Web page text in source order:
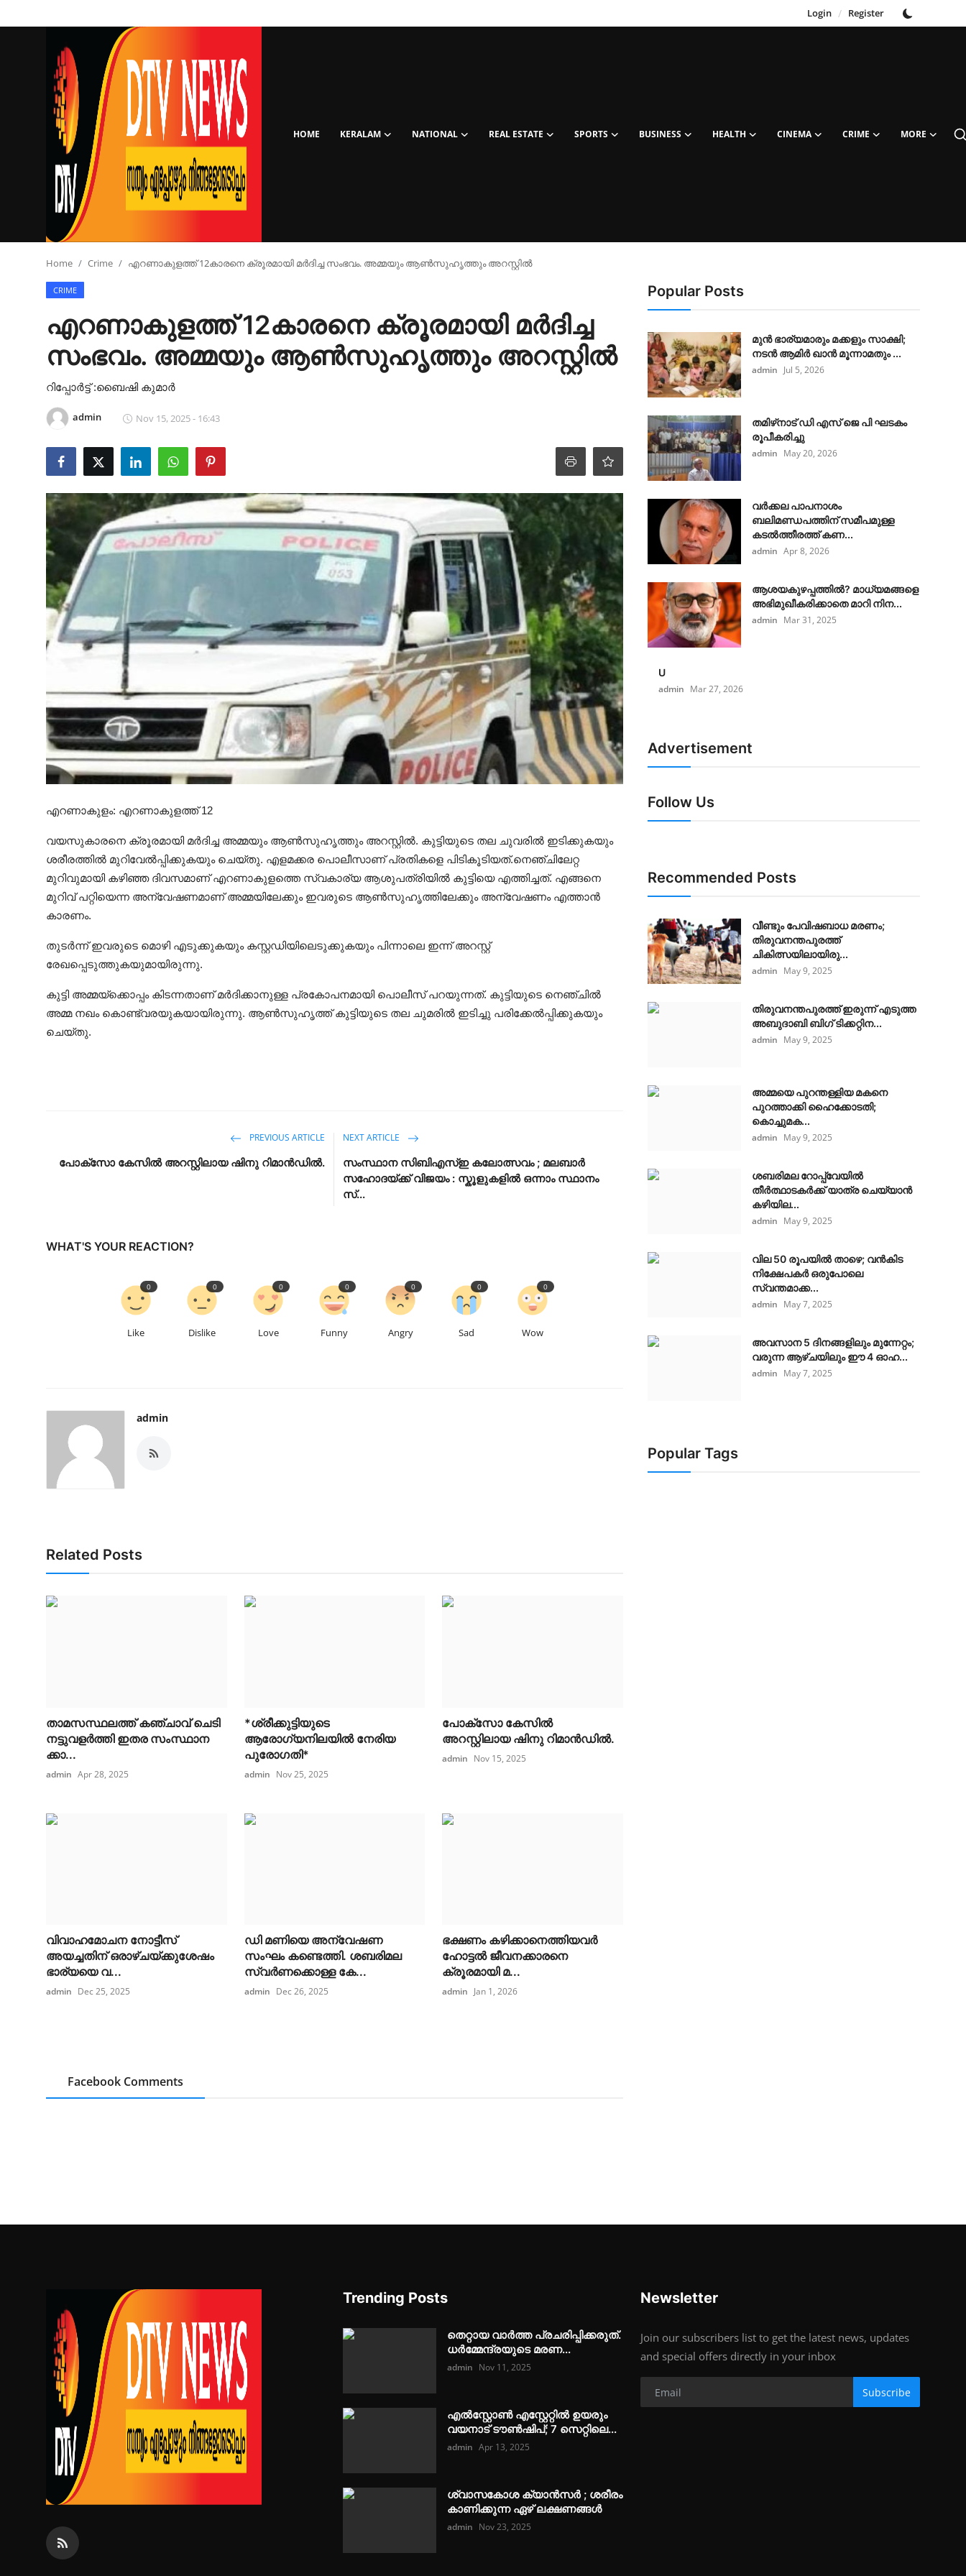
Login / Register
HOME KERALAM NATIONAL REAL ESTATE SPORTS BUSINESS HEALTH CINEMA CRIME MORE
Login Register
Real Estate
Sports
Business
Cinema
Home Crime എറണാകുളത്ത് 12കാരനെ ക്രൂരമായി മർദിച്ച സംഭവം. അമ്മയും ആൺസുഹൃത്തും അറസ്റ്റിൽ
CRIME
എറണാകുളത്ത് 12കാരനെ ക്രൂരമായി മർദിച്ച
സംഭവം. അമ്മയും ആൺസുഹൃത്തും അറസ്റ്റിൽ
റിപ്പോർട്ട് :ബൈഷി കുമാർ
admin Nov 15, 2025 - 16:43
എറണാകുളം: എറണാകുളത്ത് 12
വയസുകാരനെ ക്രൂരമായി മർദിച്ച അമ്മയും ആൺസുഹൃത്തും അറസ്റ്റിൽ. കുട്ടിയുടെ തല ചുവരിൽ ഇടിക്കുകയും
ശരീരത്തിൽ മുറിവേൽപ്പിക്കുകയും ചെയ്തു. എളമക്കര പൊലീസാണ് പ്രതികളെ പിടികൂടിയത്.നെഞ്ചിലേറ്റ
മുറിവുമായി കഴിഞ്ഞ ദിവസമാണ് എറണാകുളത്തെ സ്വകാര്യ ആശുപത്രിയിൽ കുട്ടിയെ എത്തിച്ചത്. എങ്ങനെ
മുറിവ് പറ്റിയെന്ന അന്വേഷണമാണ് അമ്മയിലേക്കും ഇവരുടെ ആൺസുഹൃത്തിലേക്കും അന്വേഷണം എത്താൻ
കാരണം.
തുടർന്ന് ഇവരുടെ മൊഴി എടുക്കുകയും കസ്റ്റഡിയിലെടുക്കുകയും പിന്നാലെ ഇന്ന് അറസ്റ്റ്
രേഖപ്പെടുത്തുകയുമായിരുന്നു.
കുട്ടി അമ്മയ്ക്കൊപ്പം കിടന്നതാണ് മർദിക്കാനുള്ള പ്രകോപനമായി പൊലീസ് പറയുന്നത്. കുട്ടിയുടെ നെഞ്ചിൽ
അമ്മ നഖം കൊണ്ട്വരയുകയായിരുന്നു. ആൺസുഹൃത്ത് കുട്ടിയുടെ തല ചുമരിൽ ഇടിച്ചു പരിക്കേൽപ്പിക്കുകയും
ചെയ്തു.
PREVIOUS ARTICLE
പോക്സോ കേസിൽ അറസ്റ്റിലായ ഷിനു റിമാൻഡിൽ.
NEXT ARTICLE
സംസ്ഥാന സിബിഎസ്ഇ കലോത്സവം ; മലബാർ
സഹോദയ്ക്ക് വിജയം : സ്കൂളുകളിൽ ഒന്നാം സ്ഥാനം
സ്...
WHAT'S YOUR REACTION?
Like
0
Dislike
0
Love
0
Funny
0
Angry
0
Sad
0
Wow
0
admin
Related Posts
താമസസ്ഥലത്ത് കഞ്ചാവ് ചെടി
നട്ടുവളർത്തി ഇതര സംസ്ഥാന
ക്കാ...
admin Apr 28, 2025
*ശ്രീക്കുട്ടിയുടെ
ആരോഗ്യനിലയിൽ നേരിയ
പുരോഗതി*
admin Nov 25, 2025
പോക്സോ കേസിൽ
അറസ്റ്റിലായ ഷിനു റിമാൻഡിൽ.
admin Nov 15, 2025
വിവാഹമോചന നോട്ടീസ്
അയച്ചതിന് ഒരാഴ്ചയ്ക്കുശേഷം
ഭാര്യയെ വ...
admin Dec 25, 2025
ഡി മണിയെ അന്വേഷണ
സംഘം കണ്ടെത്തി. ശബരിമല
സ്വർണക്കൊള്ള കേ...
admin Dec 26, 2025
ഭക്ഷണം ക‍ഴിക്കാനെത്തിയവർ
ഹോട്ടൽ ജീവനക്കാരനെ
ക്രൂരമായി മ...
admin Jan 1, 2026
Facebook Comments
Popular Posts
മുൻ ഭാര്യമാരും മക്കളും സാക്ഷി;
നടൻ ആമിർ ഖാൻ മൂന്നാമതും ...
admin Jul 5, 2026
തമിഴ്‌നാട് ഡി എസ് ജെ പി ഘടകം
രൂപീകരിച്ചു
admin May 20, 2026
വർക്കല പാപനാശം
ബലിമണ്ഡപത്തിന് സമീപമുള്ള
കടൽത്തീരത്ത് കണ...
admin Apr 8, 2026
ആശയകുഴപ്പത്തില്‍? മാധ്യമങ്ങളെ
അഭിമുഖീകരിക്കാതെ മാറി നിന...
admin Mar 31, 2025
U
admin Mar 27, 2026
Advertisement
Follow Us
Recommended Posts
വീണ്ടും പേവിഷബാധ മരണം;
തിരുവനന്തപുരത്ത്
ചികിത്സയിലായിരു...
admin May 9, 2025
തിരുവനന്തപുരത്ത് ഇരുന്ന് എടുത്ത
അബുദാബി ബിഗ് ടിക്കറ്റിന...
admin May 9, 2025
അമ്മയെ പുറന്തള്ളിയ മകനെ
പുറത്താക്കി ഹൈക്കോടതി;
കൊച്ചുമക...
admin May 9, 2025
ശബരിമല റോപ്പ്‌വേയിൽ
തീർത്ഥാടകർക്ക് യാത്ര ചെയ്യാൻ
കഴിയില...
admin May 9, 2025
വില 50 രൂപയിൽ താഴെ; വൻകിട
നിക്ഷേപകർ ഒരുപോലെ
സ്വന്തമാക്ക...
admin May 7, 2025
അവസാന 5 ദിനങ്ങളിലും മുന്നേറ്റം;
വരുന്ന ആഴ്ചയിലും ഈ 4 ഓഹ...
admin May 7, 2025
Popular Tags
Trending Posts
തെറ്റായ വാർത്ത പ്രചരിപ്പിക്കരുത്.
ധര്‍മ്മേന്ദ്രയുടെ മരണ...
admin Nov 11, 2025
എൽസ്റ്റോൺ എസ്റ്റേറ്റിൽ ഉയരും
വയനാട് ടൗൺഷിപ്; 7 സെറ്റിലെ...
admin Apr 13, 2025
ശ്വാസകോശ ക്യാൻസർ ; ശരീരം
കാണിക്കുന്ന ഏഴ് ലക്ഷണങ്ങൾ
admin Nov 23, 2025
Newsletter
Join our subscribers list to get the latest news, updates
and special offers directly in your inbox
Subscribe